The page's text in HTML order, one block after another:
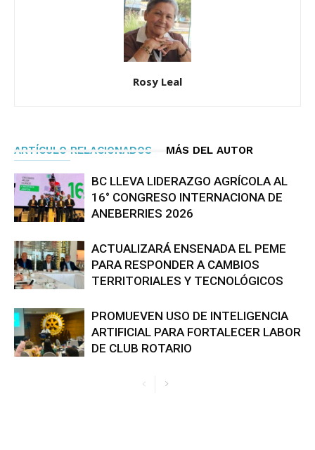
Rosy Leal
ARTÍCULO RELACIONADOS MÁS DEL AUTOR
BC LLEVA LIDERAZGO AGRÍCOLA AL
16° CONGRESO INTERNACIONA DE
ANEBERRIES 2026
ACTUALIZARÁ ENSENADA EL PEME
PARA RESPONDER A CAMBIOS
TERRITORIALES Y TECNOLÓGICOS
PROMUEVEN USO DE INTELIGENCIA
ARTIFICIAL PARA FORTALECER LABOR
DE CLUB ROTARIO